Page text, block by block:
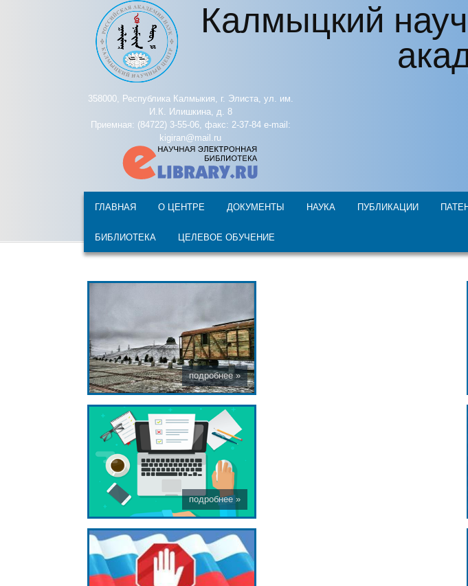
Перейти к основному содержанию Калмыцкий
358000, Республика Калмыкия, г. Элиста, ул. им.
И.К. Илишкина, д. 8
Приемная: (84722) 3-55-06, факс: 2-37-84 e-mail:
kigiran@mail.ru
ГЛАВНАЯ О ЦЕНТРЕ ДОКУМЕНТЫ НАУКА ПУБЛИКАЦИИ
БИБЛИОТЕКА ЦЕЛЕВОЕ ОБУЧЕНИЕ